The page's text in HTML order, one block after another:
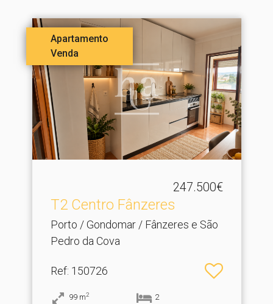
Apartamento
Venda
247.500€
T2 Centro Fânzeres
Porto / Gondomar / Fânzeres e São
Pedro da Cova
Ref: 150726
99 m2 2